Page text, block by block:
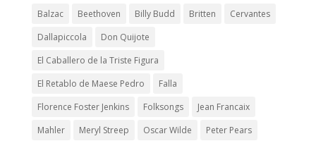
Balzac Beethoven Billy Budd Britten
Cervantes
Dallapiccola
Don Quijote
El Caballero de la Triste Figura
El Retablo de Maese Pedro
Falla
Florence Foster Jenkins
Folksongs
Jean Francaix
Mahler
Meryl Streep Oscar Wilde
Peter Pears